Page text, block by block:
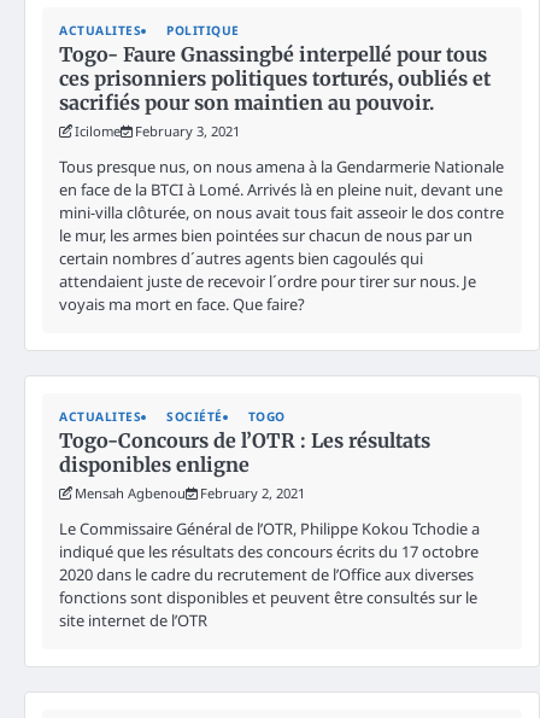
ACTUALITES POLITIQUE
Togo- Faure Gnassingbé interpellé pour tous
ces prisonniers politiques torturés, oubliés et
sacrifiés pour son maintien au pouvoir.
Icilome February 3, 2021
Tous presque nus, on nous amena à la Gendarmerie Nationale
en face de la BTCI à Lomé. Arrivés là en pleine nuit, devant une
mini-villa clôturée, on nous avait tous fait asseoir le dos contre
le mur, les armes bien pointées sur chacun de nous par un
certain nombres d´autres agents bien cagoulés qui
attendaient juste de recevoir l´ordre pour tirer sur nous. Je
voyais ma mort en face. Que faire?
ACTUALITES SOCIÉTÉ TOGO
Togo-Concours de l’OTR : Les résultats
disponibles enligne
Mensah Agbenou February 2, 2021
Le Commissaire Général de l’OTR, Philippe Kokou Tchodie a
indiqué que les résultats des concours écrits du 17 octobre
2020 dans le cadre du recrutement de l’Office aux diverses
fonctions sont disponibles et peuvent être consultés sur le
site internet de l’OTR